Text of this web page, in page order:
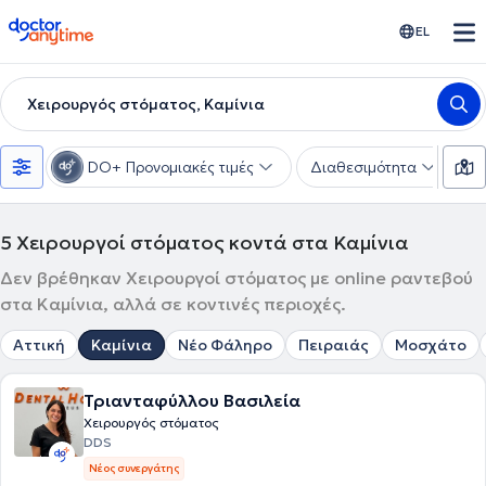
doctoranytime EL
Χειρουργός στόματος, Καμίνια
DO+ Προνομιακές τιμές Διαθεσιμότητα
5 Χειρουργοί στόματος κοντά στα Καμίνια
Δεν βρέθηκαν Χειρουργοί στόματος με online ραντεβού
στα Καμίνια, αλλά σε κοντινές περιοχές.
Αττική Καμίνια Νέο Φάληρο Πειραιάς Μοσχάτο
Τριανταφύλλου Βασιλεία
Χειρουργός στόματος
DDS
Νέος συνεργάτης